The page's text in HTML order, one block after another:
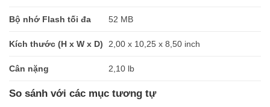
Bộ nhớ Flash tối đa 52 MB
Kích thước (H x W x D) 2,00 x 10,25 x 8,50 inch
Cân nặng 2,10 lb
So sánh với các mục tương tự